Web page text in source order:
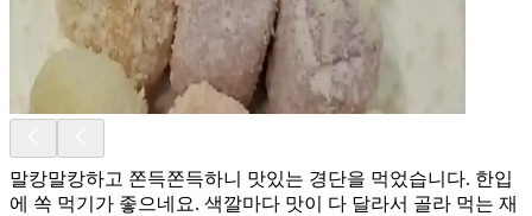
말캉말캉하고 쫀득쫀득하니 맛있는 경단을 먹었습니다. 한입
에 쏙 먹기가 좋으네요. 색깔마다 맛이 다 달라서 골라 먹는 재